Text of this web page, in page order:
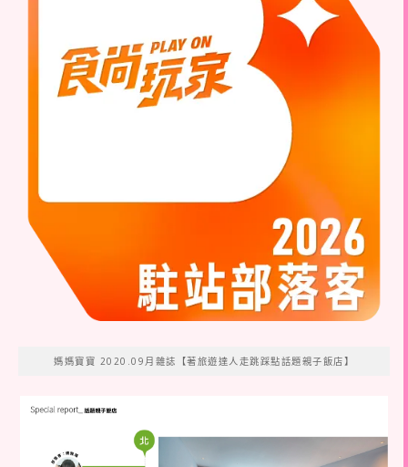
媽媽寶寶 2020.09月雜誌【著旅遊達人走跳踩點話題親子飯店】